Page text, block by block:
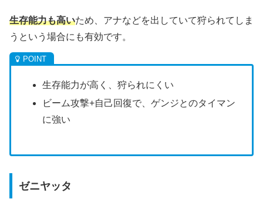
生存能力も高いため、アナなどを出していて狩られてしま
うという場合にも有効です。
生存能力が高く、狩られにくい
ビーム攻撃+自己回復で、ゲンジとのタイマン
に強い
ゼニヤッタ